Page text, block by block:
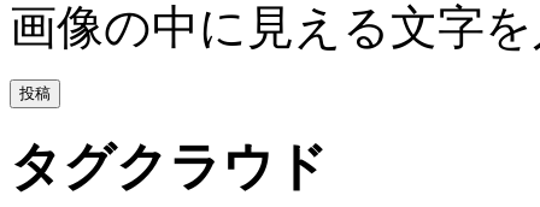
画像の中に見える文字
タグクラウド